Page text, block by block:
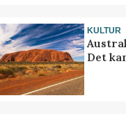
KULTUR
Det